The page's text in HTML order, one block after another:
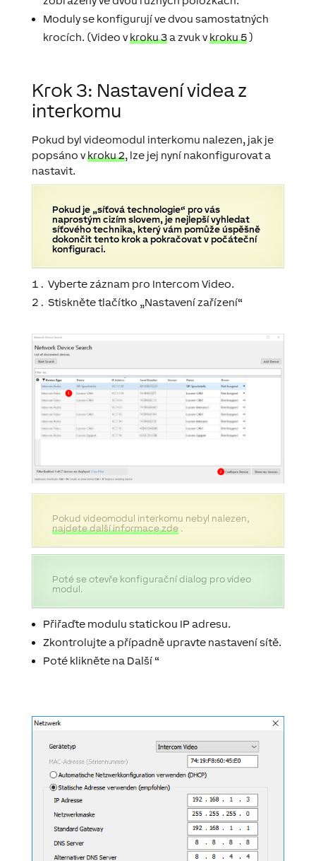
Moduly se konfigurují ve dvou samostatných
krocích. (Video vkroku 3a zvuk vkroku 5)
Krok 3: Nastavení videa z
interkomu
Pokud byl videomodul interkomu nalezen, jak je
popsáno vkroku 2, lze jej nyní nakonfigurovat a
nastavit.
Pokud je „síťová technologie“ pro vás
naprostým cizím slovem, je nejlepší vyhledat
síťového technika, který vám pomůže úspěšně
dokončit tento krok a pokračovat v počáteční
konfiguraci.
Vyberte záznam pro Intercom Video.
Stiskněte tlačítko „Nastavení zařízení“
Pokud videomodul interkomu nebyl nalezen,
najdete další informace zde.
Poté se otevře konfigurační dialog pro video
modul.
Přiřaďte modulu statickou IP adresu.
Zkontrolujte a případně upravte nastavení sítě.
Poté klikněte na Další “